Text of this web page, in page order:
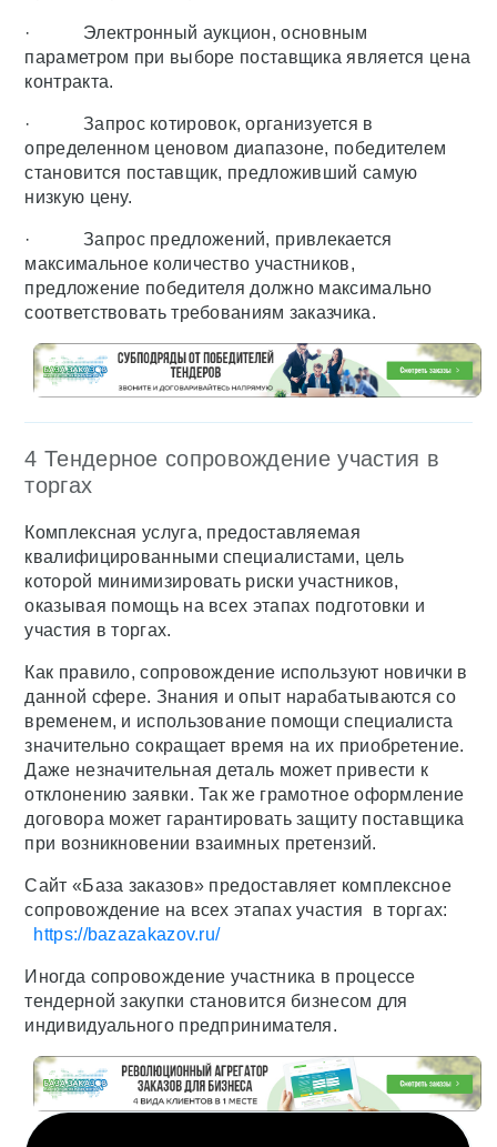
· Электронный аукцион, основным
параметром при выборе поставщика является цена
контракта.
· Запрос котировок, организуется в
определенном ценовом диапазоне, победителем
становится поставщик, предложивший самую
низкую цену.
· Запрос предложений, привлекается
максимальное количество участников,
предложение победителя должно максимально
соответствовать требованиям заказчика.
4 Тендерное сопровождение участия в
торгах
Комплексная услуга, предоставляемая
квалифицированными специалистами, цель
которой минимизировать риски участников,
оказывая помощь на всех этапах подготовки и
участия в торгах.
Как правило, сопровождение используют новички в
данной сфере. Знания и опыт нарабатываются со
временем, и использование помощи специалиста
значительно сокращает время на их приобретение.
Даже незначительная деталь может привести к
отклонению заявки. Так же грамотное оформление
договора может гарантировать защиту поставщика
при возникновении взаимных претензий.
Сайт «База заказов» предоставляет комплексное
сопровождение на всех этапах участия в торгах:
https://bazazakazov.ru/
Иногда сопровождение участника в процессе
тендерной закупки становится бизнесом для
индивидуального предпринимателя.